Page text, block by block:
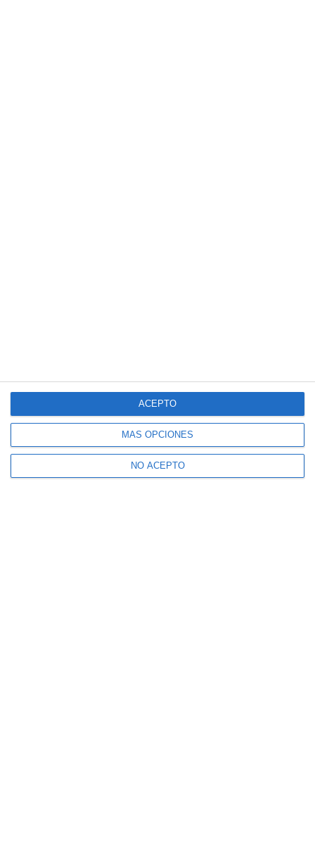
MÁS OPCIONES
NO ACEPTO
ACEPTO
Suscribe to our Newsletter
Receive Mijas's News in your email